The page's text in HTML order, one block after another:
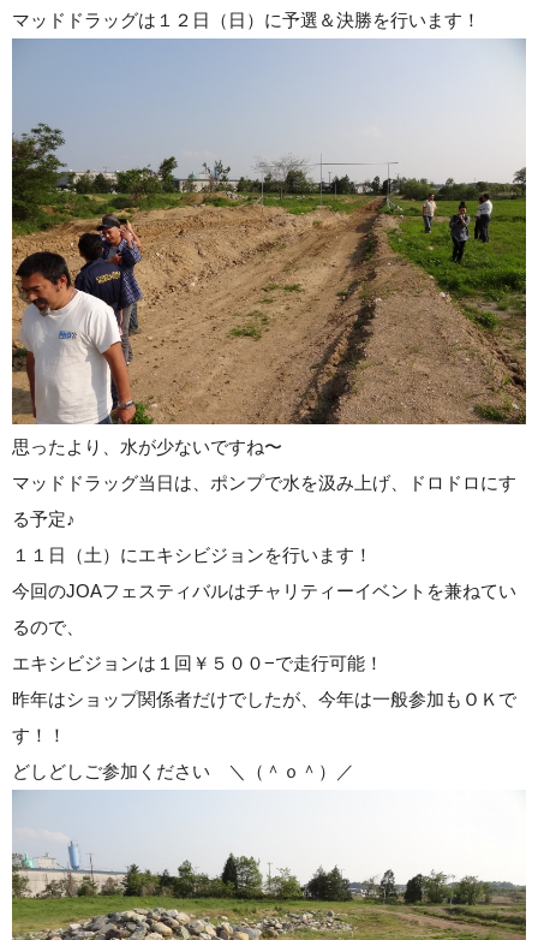
マッドドラッグは１２日（日）に予選＆決勝を行います！
思ったより、水が少ないですね〜
マッドドラッグ当日は、ポンプで水を汲み上げ、ドロドロにす
る予定♪
１１日（土）にエキシビジョンを行います！
今回のJOAフェスティバルはチャリティーイベントを兼ねてい
るので、
エキシビジョンは１回￥５００−で走行可能！
昨年はショップ関係者だけでしたが、今年は一般参加もＯＫで
す！！
どしどしご参加ください ＼（＾ｏ＾）／